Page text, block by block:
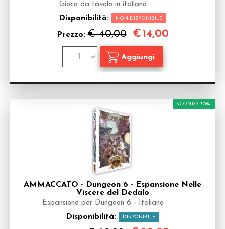
Gioco da tavolo in italiano
Disponibilità: NON DISPONIBILE
Prezzo:€ 40,00 €14,00
AMMACCATO - Dungeon 6 - Espansione Nelle
Viscere del Dedalo
Espansione per Dungeon 6 - Italiano
Disponibilità: DISPONIBILE
SCONTO 30%